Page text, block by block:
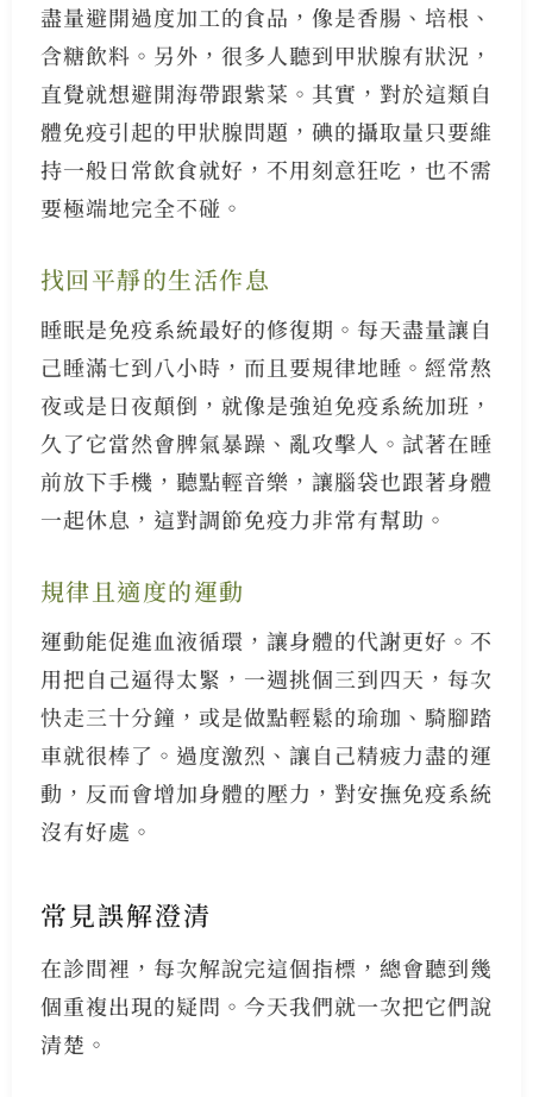
盡量避開過度加工的食品，像是香腸、培根、
含糖飲料。另外，很多人聽到甲狀腺有狀況，
直覺就想避開海帶跟紫菜。其實，對於這類自
體免疫引起的甲狀腺問題，碘的攝取量只要維
持一般日常飲食就好，不用刻意狂吃，也不需
要極端地完全不碰。
找回平靜的生活作息
睡眠是免疫系統最好的修復期。每天盡量讓自
己睡滿七到八小時，而且要規律地睡。經常熬
夜或是日夜顛倒，就像是強迫免疫系統加班，
久了它當然會脾氣暴躁、亂攻擊人。試著在睡
前放下手機，聽點輕音樂，讓腦袋也跟著身體
一起休息，這對調節免疫力非常有幫助。
規律且適度的運動
運動能促進血液循環，讓身體的代謝更好。不
用把自己逼得太緊，一週挑個三到四天，每次
快走三十分鐘，或是做點輕鬆的瑜珈、騎腳踏
車就很棒了。過度激烈、讓自己精疲力盡的運
動，反而會增加身體的壓力，對安撫免疫系統
沒有好處。
常見誤解澄清
在診間裡，每次解說完這個指標，總會聽到幾
個重複出現的疑問。今天我們就一次把它們說
清楚。